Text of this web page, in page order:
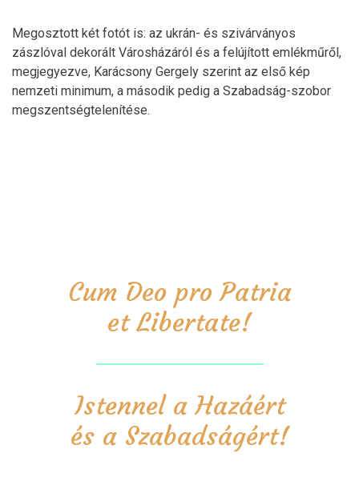
Megosztott két fotót is: az ukrán- és szivárványos
zászlóval dekorált Városházáról és a felújított emlékműről,
megjegyezve, Karácsony Gergely szerint az első kép
nemzeti minimum, a második pedig a Szabadság-szobor
megszentségtelenítése.
Cum Deo pro Patria
et Libertate!
Istennel a Hazáért
és a Szabadságért!